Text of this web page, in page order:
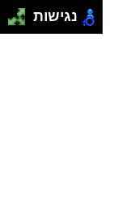
נגישות